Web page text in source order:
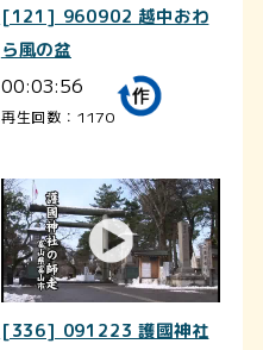
[121] 960902 越中おわ
ら風の盆
00:03:56
再生回数：1170
[336] 091223 護國神社